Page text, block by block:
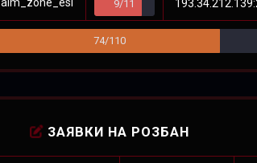
9/11
74/110
ЗАЯВКИ НА РОЗБАН